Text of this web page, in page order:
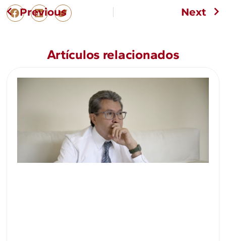
Previous Next
Artículos relacionados